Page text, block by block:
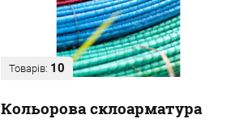
Товарів: 10
Кольорова склоарматура